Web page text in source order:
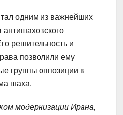
одним из важнейших
антишаховского
решительность и
позволили ему
группы оппозиции в
шаха.
модернизации Ирана,